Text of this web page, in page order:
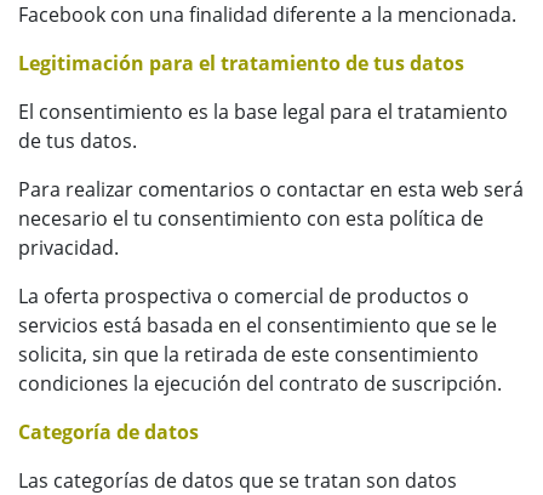
Facebook con una finalidad diferente a la mencionada.
Legitimación para el tratamiento de tus datos
El consentimiento es la base legal para el tratamiento
de tus datos.
Para realizar comentarios o contactar en esta web será
necesario el tu consentimiento con esta política de
privacidad.
La oferta prospectiva o comercial de productos o
servicios está basada en el consentimiento que se le
solicita, sin que la retirada de este consentimiento
condiciones la ejecución del contrato de suscripción.
Categoría de datos
Las categorías de datos que se tratan son datos